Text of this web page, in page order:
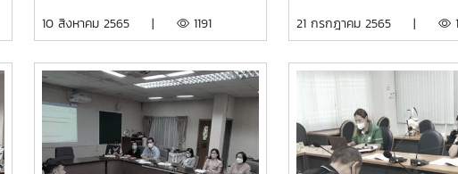
(Green Office) กิจกรรม Big
สำนักงานมหาวิทยาลัย (สนม.) พร้อม
ทั้งกล่าวให้แนวทางในการทำกิจกรรม
Green Office เพื่อมุ่งสู่ Green
University ของมหาวิทยาลัย พร้อม
ทั้งให้กำลังใจบุคลากรในการทำหน้าที่ให้
10 สิงหาคม 2565 | 1191
งานจัดการอบรมให้ความรู้และ
ฝึกอบรมสำนักงานสีเขียว
Office) ประจำปี 2565 ในหลั
ความสำคัญของสำนักงานสีเ
วิทยากร นางสาวเพชรประก
ดวงหฤทัยทิพย์ ผู้อำนวยกา
21 กรกฎาคม 2565 |